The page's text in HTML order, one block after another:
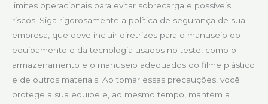
limites operacionais para evitar sobrecarga e possíveis
riscos. Siga rigorosamente a política de segurança de sua
empresa, que deve incluir diretrizes para o manuseio do
equipamento e da tecnologia usados no teste, como o
armazenamento e o manuseio adequados do filme plástico
e de outros materiais. Ao tomar essas precauções, você
protege a sua equipe e, ao mesmo tempo, mantém a